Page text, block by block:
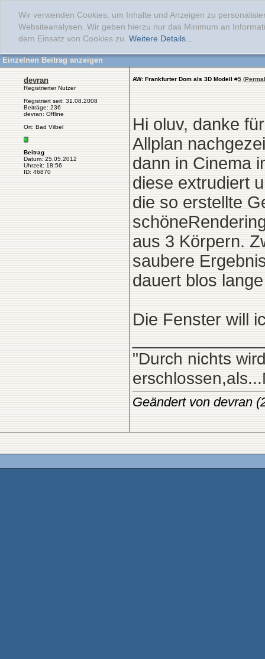
Wir verwenden Cookies, um Inhalte und Anzeigen zu
Websiteanalysen. Wir geben hierzu nur das Minimum an
dem Einsatz von Cookies zu. Weitere Details...
Einzelnen Beitrag anzeigen
devran
Registrierter Nutzer
Registriert seit: 31.08.2008
Beiträge: 236
devran: Offline
Ort: Bad Vilbel
Beitrag
Datum: 25.05.2012
Uhrzeit: 18:56
ID: 46870
AW: Frankfurter Dom als 3D Modell #5 (
Hi oluv, danke
Allplan
dann in Cinema
diese extrudiert
die so erstellte
aus 3 Körpern.
saubere
dauert blos lange
Die Fenster will
"Durch nichts
Geändert von devran